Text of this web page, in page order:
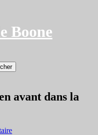
Boone
avant dans la